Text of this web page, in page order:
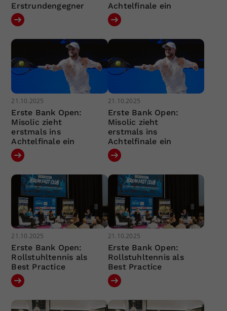
Erstrundengegner
Achtelfinale ein
21.10.2025
Erste Bank Open:
Misolic zieht
erstmals ins
Achtelfinale ein
21.10.2025
Erste Bank Open:
Misolic zieht
erstmals ins
Achtelfinale ein
21.10.2025
Erste Bank Open:
Rollstuhltennis als
Best Practice
21.10.2025
Erste Bank Open:
Rollstuhltennis als
Best Practice